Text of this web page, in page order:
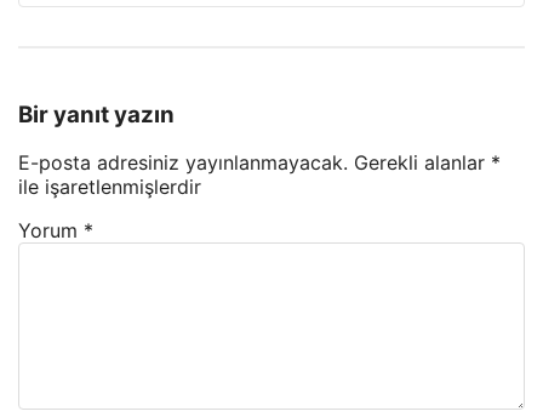
Bir yanıt yazın
E-posta adresiniz yayınlanmayacak. Gerekli alanlar *
ile işaretlenmişlerdir
Yorum *